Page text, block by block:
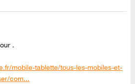
.
mobile-tablette/tous-les-mobiles-et-
com...